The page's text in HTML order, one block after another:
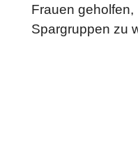
Frauen geholfen,
Spargruppen zu